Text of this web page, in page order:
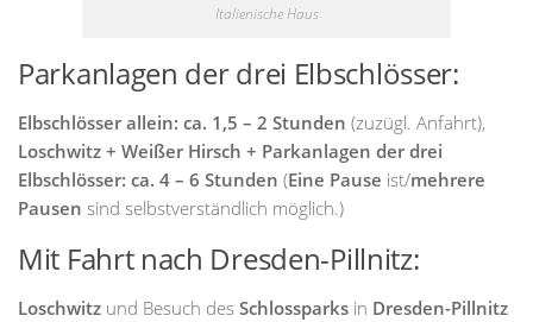
Italienische Haus
Parkanlagen der drei Elbschlösser:
Elbschlösser allein: ca. 1,5 – 2 Stunden (zuzügl. Anfahrt),
Loschwitz + Weißer Hirsch + Parkanlagen der drei
Elbschlösser: ca. 4 – 6 Stunden (Eine Pause ist/mehrere
Pausen sind selbstverständlich möglich.)
Mit Fahrt nach Dresden-Pillnitz:
Loschwitz und Besuch des Schlossparks in Dresden-Pillnitz